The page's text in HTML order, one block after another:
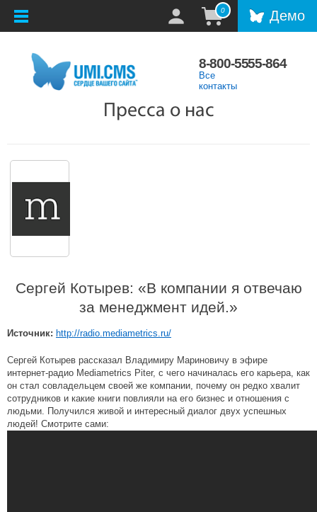
0 Демо
8-800-5555-864
Все
контакты
Пресса о нас
Сергей Котырев: «В компании я отвечаю
за менеджмент идей.»
Источник: http://radio.mediametrics.ru/
Сергей Котырев рассказал Владимиру Мариновичу в эфире
интернет-радио Mediametrics Piter, с чего начиналась его карьера, как
он стал совладельцем своей же компании, почему он редко хвалит
сотрудников и какие книги повлияли на его бизнес и отношения с
людьми. Получился живой и интересный диалог двух успешных
людей! Смотрите сами: